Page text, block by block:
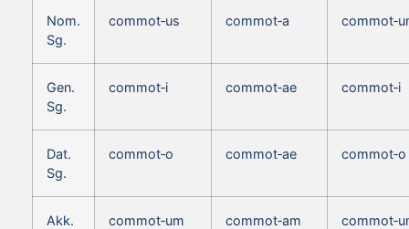
Nom.
Sg.
commot‑us commot‑a
Gen.
Sg.
commot‑i commot‑ae commot‑i
Dat.
Sg.
commot‑o commot‑ae commot‑o
Akk.
commot‑um commot‑am